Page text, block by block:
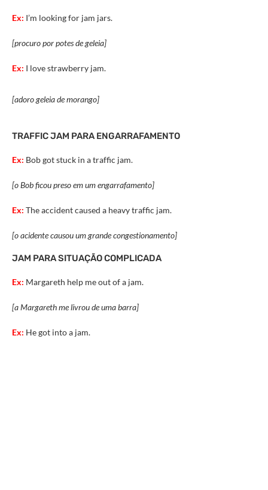
Ex: I’m looking for jam jars.
[procuro por potes de geleia]
Ex: I love strawberry jam.
[adoro geleia de morango]
TRAFFIC JAM PARA ENGARRAFAMENTO
Ex: Bob got stuck in a traffic jam.
[o Bob ficou preso em um engarrafamento]
Ex: The accident caused a heavy traffic jam.
[o acidente causou um grande congestionamento]
JAM PARA SITUAÇÃO COMPLICADA
Ex: Margareth help me out of a jam.
[a Margareth me livrou de uma barra]
Ex: He got into a jam.